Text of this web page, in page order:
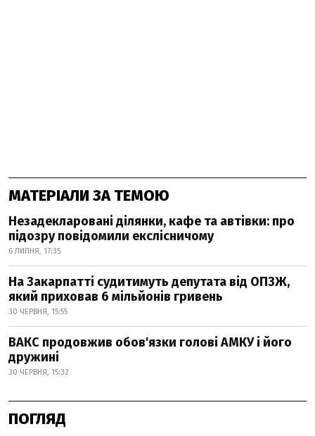
МАТЕРІАЛИ ЗА ТЕМОЮ
Незадекларовані ділянки, кафе та автівки: про
підозру повідомили екслісничому
6 ЛИПНЯ, 17:35
На Закарпатті судитимуть депутата від ОПЗЖ,
який приховав 6 мільйонів гривень
30 ЧЕРВНЯ, 15:55
ВАКС продовжив обов'язки голові АМКУ і його
дружині
30 ЧЕРВНЯ, 15:32
ПОГЛЯД